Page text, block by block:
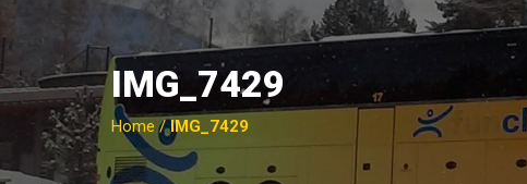
IMG_7429
Home/IMG_7429